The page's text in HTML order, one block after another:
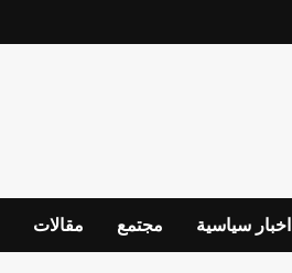
اخبار سياسية مجتمع مقالات